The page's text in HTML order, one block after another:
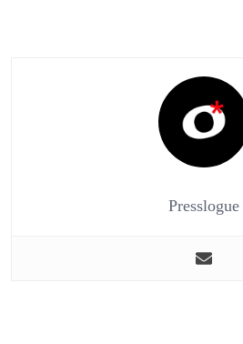
Presslogue